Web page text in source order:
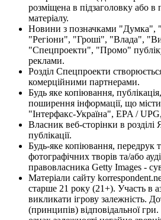
розміщена в підзаголовку або в
матеріалу.
Новини з позначками "Думка",
"Регіони", "Гроші", "Влада",
"Спецпроекти", "Промо"
реклами.
Розділ Спецпроекти
комерційними партнерами.
Будь яке копіювання,
поширення інформації, що
"Інтерфакс-Україна", EPA /
Власник веб-сторінки в
публікації.
Будь-яке копіювання, передрук
фотографічних творів та/або
правовласника Getty Images -
Матеріали сайту
старше 21 року (21+). Участь в
викликати ігрову залежність.
(принципів) відповідальної